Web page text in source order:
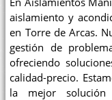
aislamiento y
en Torre de Arcas.
gestión de
ofreciendo
calidad-precio.
la mejor